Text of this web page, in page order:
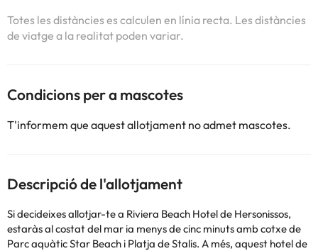
Totes les distàncies es calculen en línia recta. Les distàncies
de viatge a la realitat poden variar.
Condicions per a mascotes
T'informem que aquest allotjament no admet mascotes.
Descripció de l'allotjament
Si decideixes allotjar-te a Riviera Beach Hotel de Hersonissos,
estaràs al costat del mar ia menys de cinc minuts amb cotxe de
Parc aquàtic Star Beach i Platja de Stalis. A més, aquest hotel de